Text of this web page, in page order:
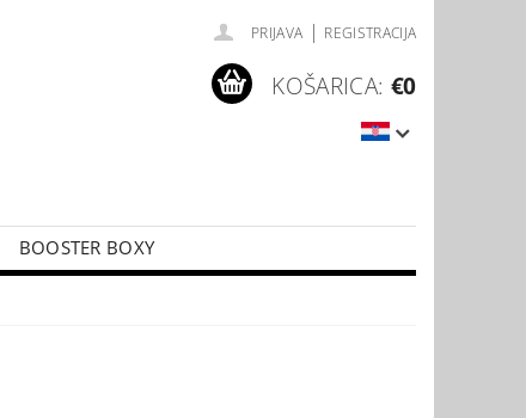
PRIJAVA | REGISTRACIJA
KOŠARICA: €0
BOOSTER BOXY